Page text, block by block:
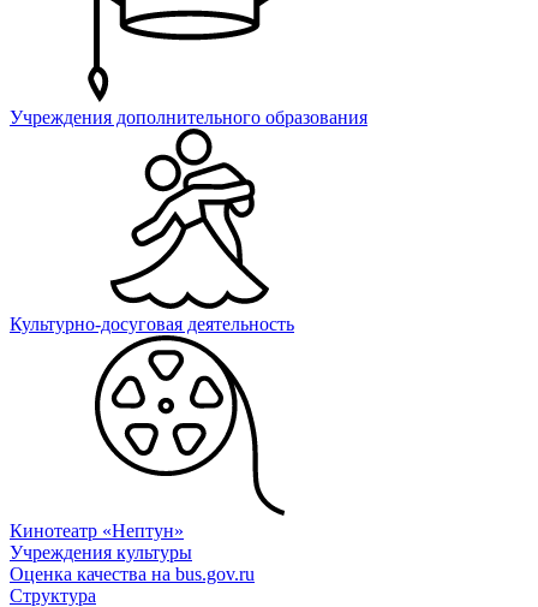
Учреждения дополнительного образования
Культурно-досуговая деятельность
Кинотеатр «Нептун»
Учреждения культуры
Оценка качества на bus.gov.ru
Структура